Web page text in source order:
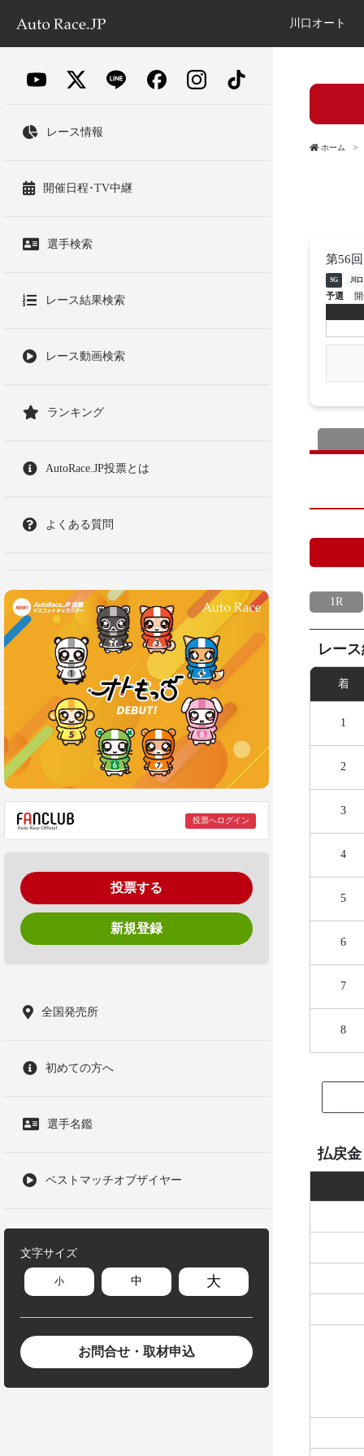
川口オート
レース情報
開催日程･TV中継
選手検索
レース結果検索
レース動画検索
ランキング
AutoRace.JP投票とは
よくある質問
投票へログイン
投票する
新規登録
全国発売所
初めての方へ
選手名鑑
ベストマッチオブザイヤー
文字サイズ
小 中 大
お問合せ・取材申込
ホーム
第56
SG 川口
予選
1R
レー
着
1
2
3
4
5
6
7
8
払戻金